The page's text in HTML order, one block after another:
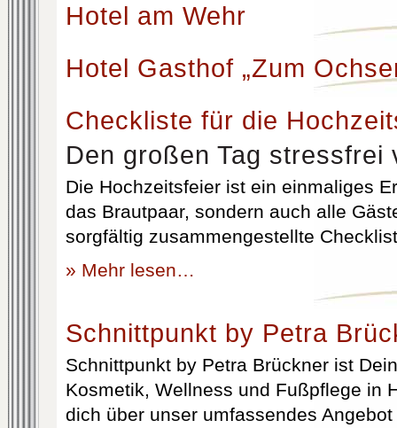
Hotel am Wehr
Hotel Gasthof „Zum
Checkliste für die
Den großen Tag stressfrei
Die Hochzeitsfeier ist ein einmaliges
das Brautpaar, sondern auch alle
sorgfältig zusammengestellte
» Mehr lesen…
Schnittpunkt by Petra
Schnittpunkt by Petra Brückner ist
Kosmetik, Wellness und Fußpflege in
dich über unser umfassendes